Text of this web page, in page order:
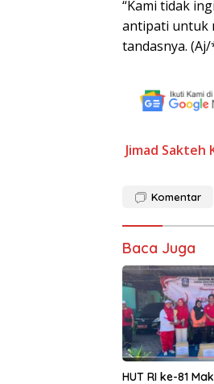
“Kami tidak
antipati untuk
tandasnya.
Jimad Sakteh
Komentar
Baca Juga
HUT RI ke-81